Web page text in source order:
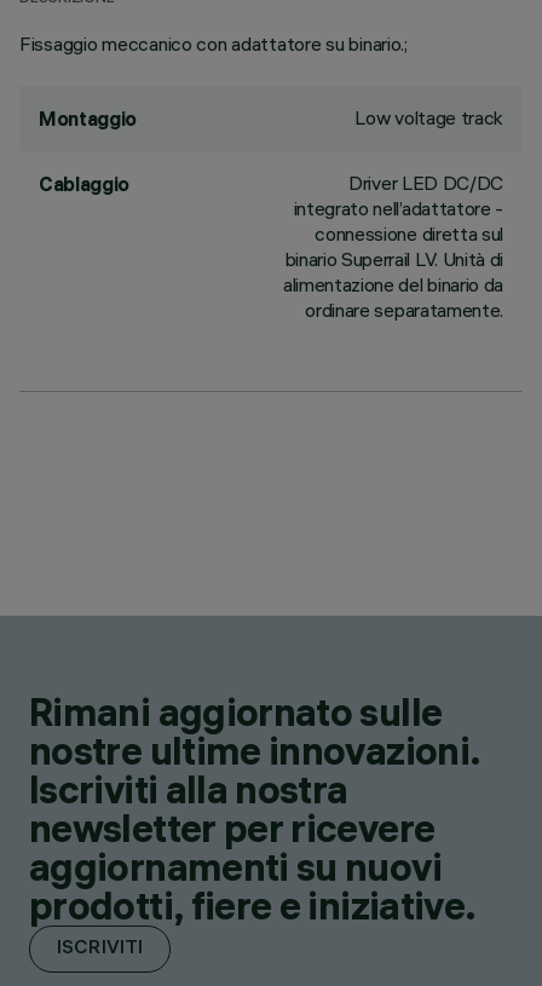
Fissaggio meccanico con adattatore su binario.;
Montaggio Low voltage track
Cablaggio
Driver LED DC/DC
integrato nell’adattatore -
connessione diretta sul
binario Superrail LV. Unità di
alimentazione del binario da
ordinare separatamente.
Rimani aggiornato sulle
nostre ultime innovazioni.
Iscriviti alla nostra
newsletter per ricevere
aggiornamenti su nuovi
prodotti, fiere e iniziative.
ISCRIVITI